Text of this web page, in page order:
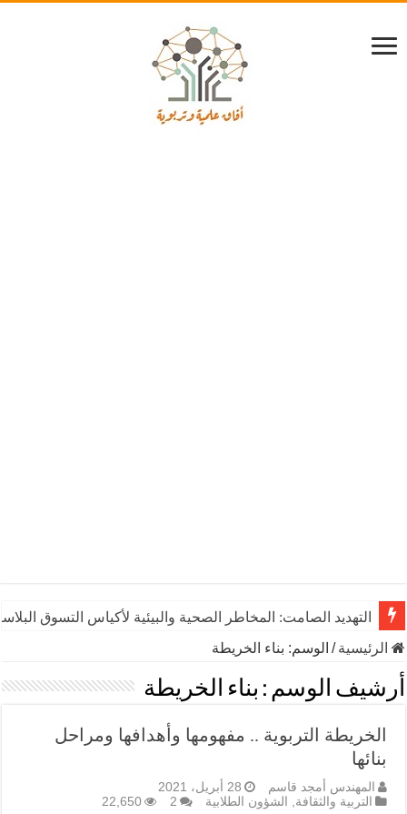
التهديد الصامت: المخاطر الصحية والبيئية لأكياس التسوق
الرئيسية/ الوسم: بناء الخريطة
أرشيف الوسم : بناء الخريطة
الخريطة التربوية .. مفهومها وأهدافها ومراحل
بنائها
المهندس أمجد قاسم
28 أبريل، 2021
التربية والثقافة, الشؤون الطلابية 2
22,650